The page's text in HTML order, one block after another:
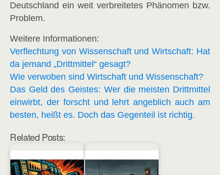
Deutschland ein weit verbreitetes Phänomen bzw.
Problem.
Weitere Informationen:
Verflechtung von Wissenschaft und Wirtschaft: Hat
da jemand „Drittmittel“ gesagt?
Wie verwoben sind Wirtschaft und Wissenschaft?
Das Geld des Geistes: Wer die meisten Drittmittel
einwirbt, der forscht und lehrt angeblich auch am
besten, heißt es. Doch das Gegenteil ist richtig.
Related Posts: